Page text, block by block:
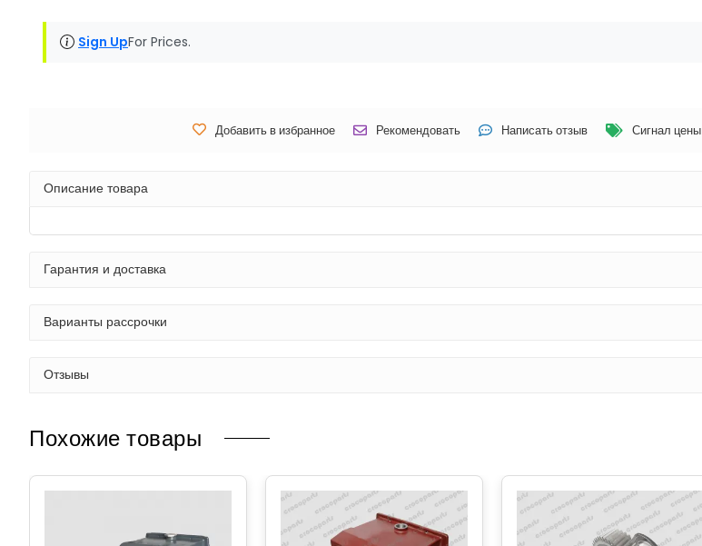
Sign UpFor Prices.
Добавить в избранное Рекомендовать Написать отзыв Сигнал цены
Описание товара
Гарантия и доставка
Варианты рассрочки
Отзывы
Похожие товары